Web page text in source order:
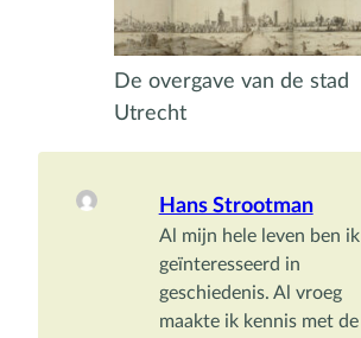
De overgave van de stad
Utrecht
Hans Strootman
Al mijn hele leven ben ik
geïnteresseerd in
geschiedenis. Al vroeg
maakte ik kennis met de